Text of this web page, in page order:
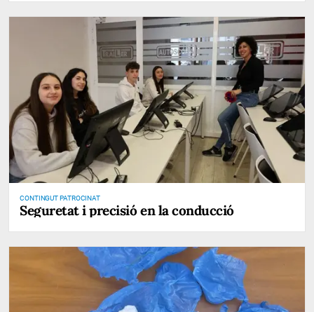
CONTINGUT PATROCINAT
Seguretat i precisió en la conducció